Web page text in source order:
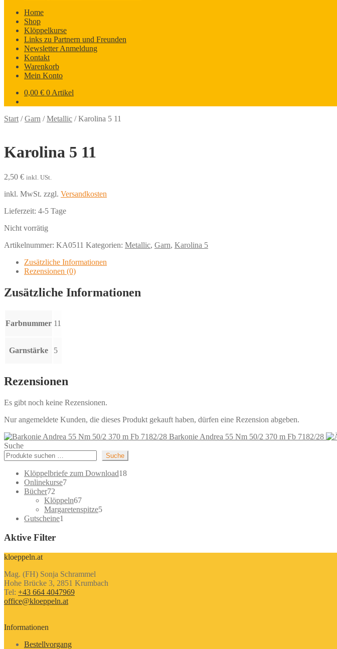
Home
Shop
Klöppelkurse
Links zu Partnern und Freunden
Newsletter Anmeldung
Kontakt
Warenkorb
Mein Konto
0,00 € 0 Artikel
Start /Garn /Metallic /Karolina 5 11
Karolina 5 11
2,50 € inkl. USt.
inkl. MwSt. zzgl. Versandkosten
Lieferzeit: 4-5 Tage
Nicht vorrätig
Artikelnummer: KA0511 Kategorien: Metallic, Garn, Karolina 5
Zusätzliche Informationen
Rezensionen (0)
Zusätzliche Informationen
Farbnummer 11
Garnstärke 5
Rezensionen
Es gibt noch keine Rezensionen.
Nur angemeldete Kunden, die dieses Produkt gekauft haben, dürfen eine Rezension abgeben.
Barkonie Andrea 55 Nm 50/2 370 m Fb 7182/28
Suche
Suche
Klöppelbriefe zum Download1818
Onlinekurse77
Bücher72
Produkte
Klöppeln6767
Produkte
Margaretenspitze55
Gutscheine1
Aktive Filter
kloeppeln.at
Mag. (FH) Sonja Schrammel
Hohe Brücke 3, 2851 Krumbach
Tel: +43 664 4047969
office@kloeppeln.at
Informationen
Bestellvorgang